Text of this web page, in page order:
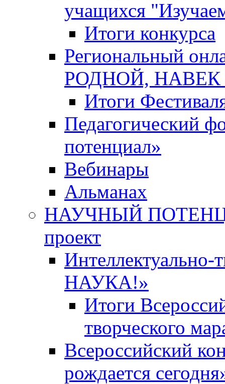
учащихся
Итоги конкурса
Региональный
РОДНОЙ,
Итоги
Педагогический
потенциал»
Вебинары
Альманах
НАУЧНЫЙ
проект
НАУКА!»
Итоги
творческого
Всероссийский
рождается